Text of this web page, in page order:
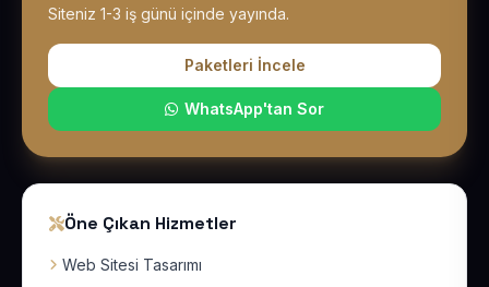
Siteniz 1-3 iş günü içinde yayında.
Paketleri İncele
WhatsApp'tan Sor
Öne Çıkan Hizmetler
Web Sitesi Tasarımı